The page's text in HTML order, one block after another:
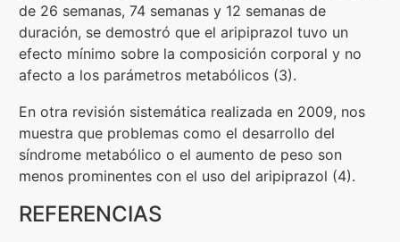
de 26 semanas, 74 semanas y 12 semanas de
duración, se demostró que el aripiprazol tuvo un
efecto mínimo sobre la composición corporal y no
afecto a los parámetros metabólicos (3).
En otra revisión sistemática realizada en 2009, nos
muestra que problemas como el desarrollo del
síndrome metabólico o el aumento de peso son
menos prominentes con el uso del aripiprazol (4).
REFERENCIAS